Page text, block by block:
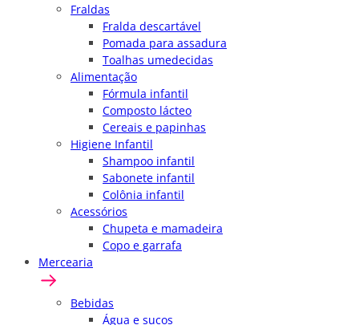
Fraldas
Fralda descartável
Pomada para assadura
Toalhas umedecidas
Alimentação
Fórmula infantil
Composto lácteo
Cereais e papinhas
Higiene Infantil
Shampoo infantil
Sabonete infantil
Colônia infantil
Acessórios
Chupeta e mamadeira
Copo e garrafa
Mercearia
Bebidas
Água e sucos